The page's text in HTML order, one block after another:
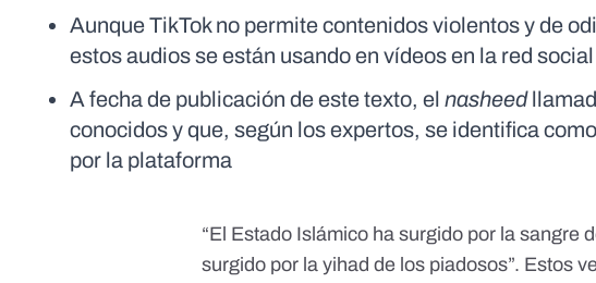
Aunque TikTok no permite contenidos violentos y de
estos audios se están usando en vídeos en la red social
A fecha de publicación de este texto, el nasheed
conocidos y que, según los expertos, se identifica
por la plataforma
“El Estado Islámico ha surgido por la sangre
surgido por la yihad de los piadosos”. Estos